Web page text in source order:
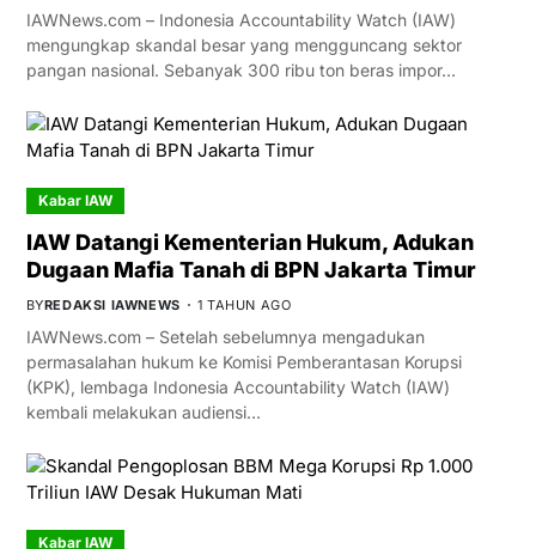
IAWNews.com – Indonesia Accountability Watch (IAW)
mengungkap skandal besar yang mengguncang sektor
pangan nasional. Sebanyak 300 ribu ton beras impor…
Kabar IAW
IAW Datangi Kementerian Hukum, Adukan
Dugaan Mafia Tanah di BPN Jakarta Timur
BYREDAKSI IAWNEWS 1 TAHUN AGO
IAWNews.com – Setelah sebelumnya mengadukan
permasalahan hukum ke Komisi Pemberantasan Korupsi
(KPK), lembaga Indonesia Accountability Watch (IAW)
kembali melakukan audiensi…
Kabar IAW